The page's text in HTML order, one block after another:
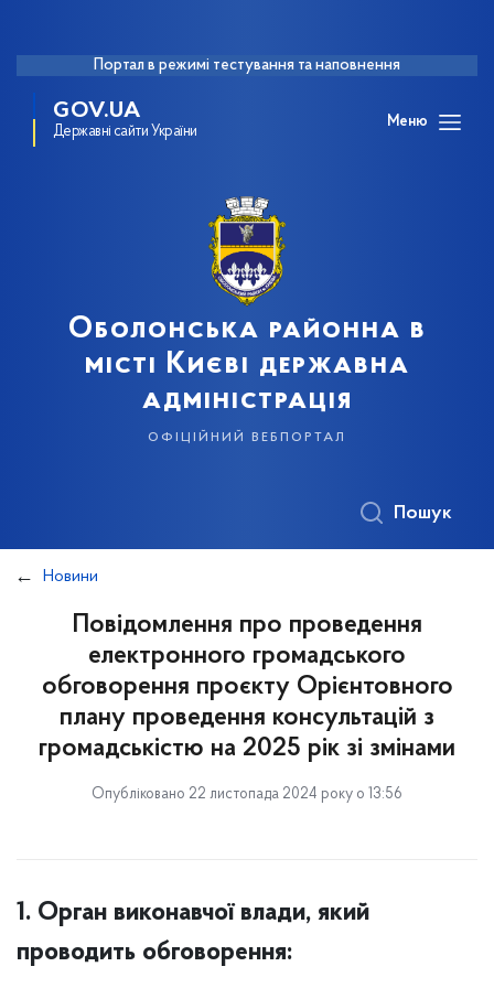
Портал в режимі тестування та наповнення
GOV.UA
Державні сайти України
Меню
Оболонська районна в
місті Києві державна
адміністрація
офіційний вебпортал
Пошук
Новини
Повідомлення про проведення
електронного громадського
обговорення проєкту Орієнтовного
плану проведення консультацій з
громадськістю на 2025 рік зі змінами
Опубліковано 22 листопада 2024 року о 13:56
1. Орган виконавчої влади, який
проводить обговорення: